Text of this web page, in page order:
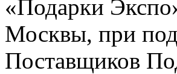
«Подарки
Москвы, при
Поставщиков